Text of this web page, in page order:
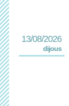
13/08/2026
dijous